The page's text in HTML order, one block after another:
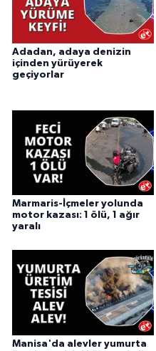
Adadan, adaya denizin
içinden yürüyerek
geçiyorlar
Marmaris-İçmeler yolunda
motor kazası: 1 ölü, 1 ağır
yaralı
Manisa'da alevler yumurta